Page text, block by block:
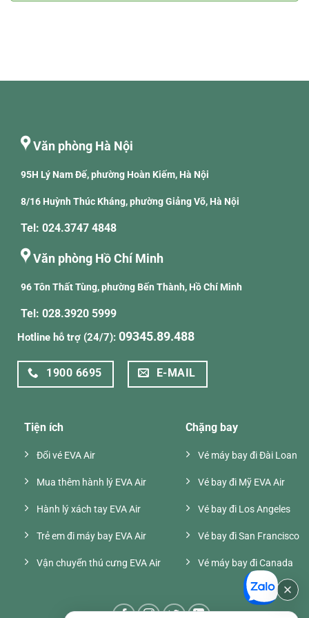
Văn phòng Hà Nội
95H Lý Nam Đế, phường Hoàn Kiếm, Hà Nội
8/16 Huỳnh Thúc Kháng, phường Giảng Võ, Hà Nội
Tel: 024.3747 4848
Văn phòng Hồ Chí Minh
96 Tôn Thất Tùng, phường Bến Thành, Hồ Chí Minh
Tel: 028.3920 5999
Hotline hỗ trợ (24/7): 09345.89.488
1900 6695 E-MAIL
Tiện ích
Đổi vé EVA Air
Mua thêm hành lý EVA Air
Hành lý xách tay EVA Air
Trẻ em đi máy bay EVA Air
Vận chuyển thú cưng EVA Air
Chặng bay
Vé máy bay đi Đài Loan
Vé bay đi Mỹ EVA Air
Vé bay đi Los Angeles
Vé bay đi San Francisco
Vé máy bay đi Canada